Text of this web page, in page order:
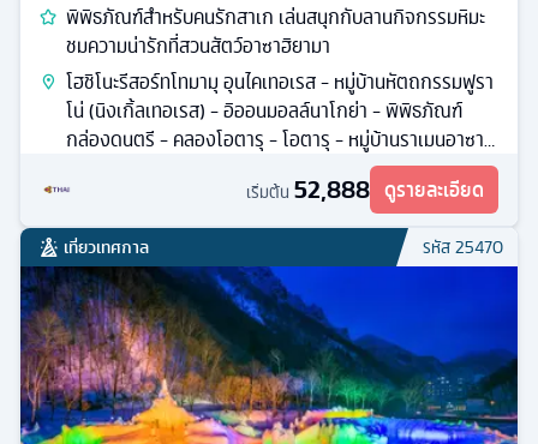
พิพิธภัณฑ์สำหรับคนรักสาเก เล่นสนุกกับลานกิจกรรมหิมะ
ชมความน่ารักที่สวนสัตว์อาซาฮิยามา
โฮชิโนะรีสอร์ทโทมามุ อุนไคเทอเรส - หมู่บ้านหัตถกรรมฟูรา
โน่ (นิงเกิ้ลเทอเรส) - อิออนมอลล์นาโกย่า - พิพิธภัณฑ์
กล่องดนตรี - คลองโอตารุ - โอตารุ - หมู่บ้านราเมนอาซาฮิ
เริ่มต้น 52,888 ดูรายละเอียด
เที่ยวเทศกาล รหัส25470